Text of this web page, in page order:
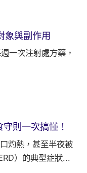
象與副作用
一次注射處方藥，
則一次搞懂！
灼熱，甚至半夜被
）的典型症狀...